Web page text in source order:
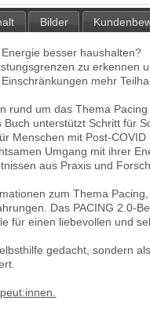
Bilder
besser haushalten?
zu erkennen
mehr
rund um das Thema
unterstützt Schritt für
Menschen mit Post-
Umgang mit ihrer
aus Praxis und
zum Thema
Das PACING 2.0-
für einen liebevollen und
gedacht, sondern